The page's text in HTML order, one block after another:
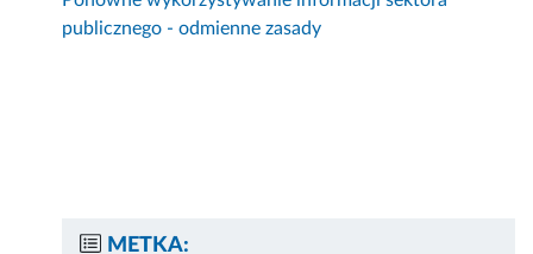
publicznego - odmienne zasady
METKA: